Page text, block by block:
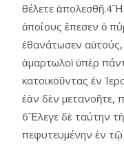
θέλετε ἀπολεσθῆ.4Ἤ
ὁποίους ἔπεσεν ὁ
ἐθανάτωσεν αὐτούς,
ἁμαρτωλοὶ ὑπὲρ
κατοικοῦντας ἐν
ἐὰν δὲν μετανοῆτε,
6Ἔλεγε δὲ ταύτην
πεφυτευμένην ἐν